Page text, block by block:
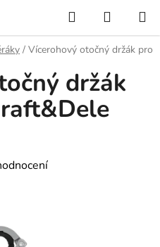
Hledat
KOŠÍK
/ Vícerohový otočný držák pro
držák